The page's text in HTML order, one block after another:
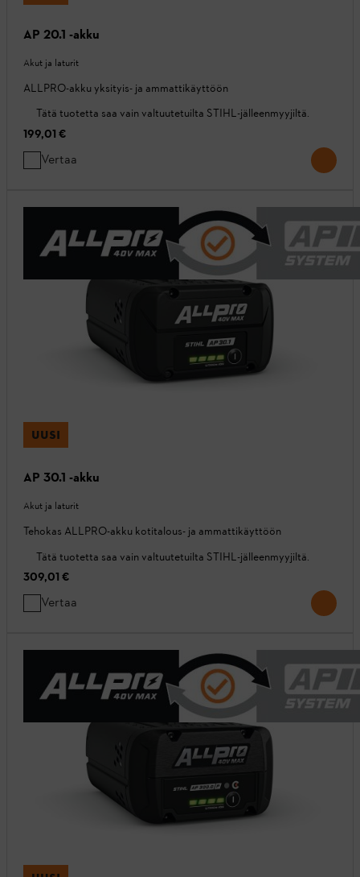
AP 20.1 -akku
Akut ja laturit
ALLPRO-akku yksityis- ja ammattikäyttöön
Tätä tuotetta saa vain valtuutetuilta STIHL-jälleenmyyjiltä.
199,01 €
Vertaa
UUSI
AP 30.1 -akku
Akut ja laturit
Tehokas ALLPRO-akku kotitalous- ja ammattikäyttöön
Tätä tuotetta saa vain valtuutetuilta STIHL-jälleenmyyjiltä.
309,01 €
Vertaa